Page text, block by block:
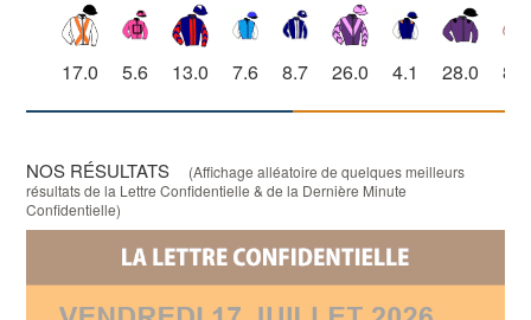
17.0 5.6 13.0 7.6 8.7 26.0 4.1 28.0 8.6
NOS RÉSULTATS
(Affichage alléatoire de quelques meilleurs
résultats de la Lettre Confidentielle & de la Dernière Minute
Confidentielle)